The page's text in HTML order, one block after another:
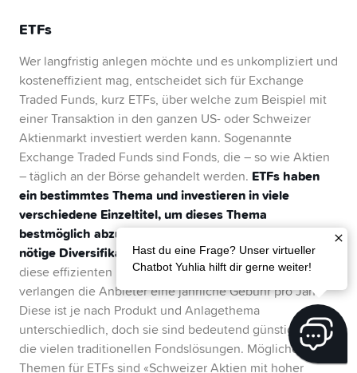
ETFs
Wer langfristig anlegen möchte und es unkompliziert und
kosteneffizient mag, entscheidet sich für Exchange
Traded Funds, kurz ETFs, über welche zum Beispiel mit
einer Transaktion in den ganzen US- oder Schweizer
Aktienmarkt investiert werden kann. Sogenannte
Exchange Traded Funds sind Fonds, die – so wie Aktien
– täglich an der Börse gehandelt werden. ETFs haben
ein bestimmtes Thema und investieren in viele
verschiedene Einzeltitel, um dieses Thema
bestmöglich abzubilden. Damit sorgen ETFs für die
nötige Diversifikation, gleichzeitig sind sie günstig.Für
diese effizienten und breit diversifizierten Vehikel
verlangen die Anbieter eine jährliche Gebühr pro Jahr.
Diese ist je nach Produkt und Anlagethema
unterschiedlich, doch sie sind bedeutend günstiger als
die vielen traditionellen Fondslösungen. Mögliche
Themen für ETFs sind «Schweizer Aktien mit hoher
Hast du eine Frage? Unser virtueller
Chatbot Yuhlia hilft dir gerne weiter!